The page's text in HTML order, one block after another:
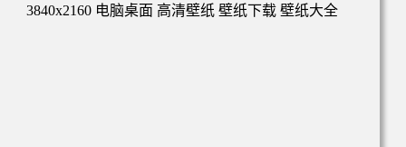
高清壁纸 壁纸下载 壁纸大全